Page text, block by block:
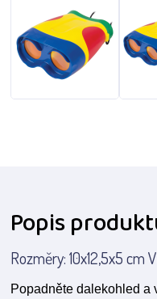
Popis
Rozměry: 10x12,5x5 cm
Popadněte dalekohled a